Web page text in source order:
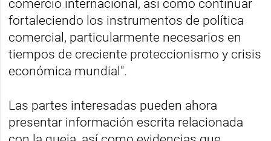
comercio internacional, así como continuar
fortaleciendo los instrumentos de política
comercial, particularmente necesarios en
tiempos de creciente proteccionismo y crisis
económica mundial".
Las partes interesadas pueden ahora
presentar información escrita relacionada